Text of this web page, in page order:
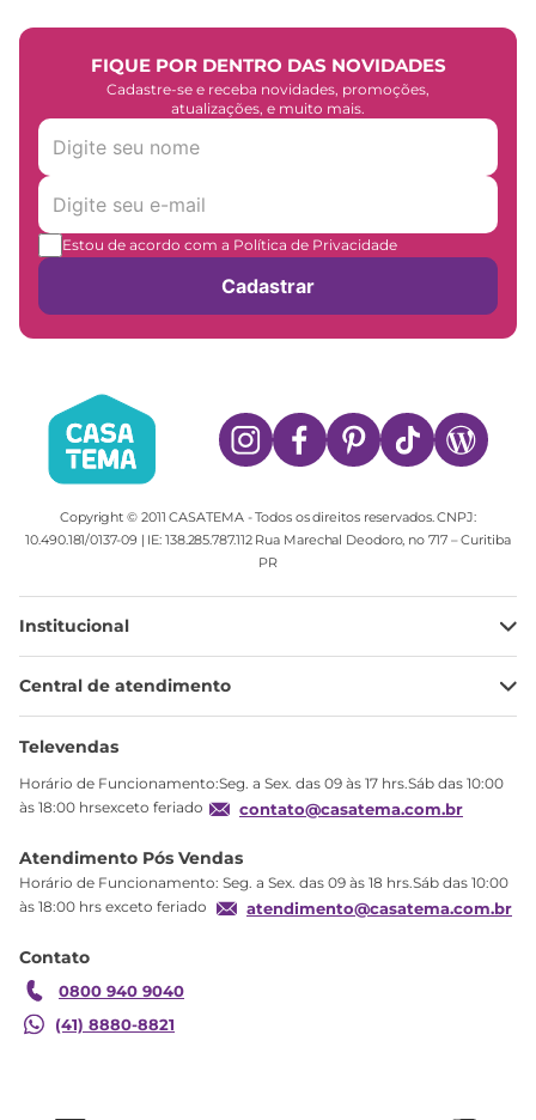
FIQUE POR DENTRO DAS NOVIDADES
Cadastre-se e receba novidades, promoções,
atualizações, e muito mais.
Estou de acordo com a Política de Privacidade
Cadastrar
Copyright © 2011 CASATEMA - Todos os direitos reservados. CNPJ:
10.490.181/0137-09 | IE: 138.285.787.112 Rua Marechal Deodoro, no 717 – Curitiba
PR
Institucional
Minha Conta
Meus pedidos
Troca
Formas de Pagamento
Garantia
Central de atendimento
Ajuda
Televendas
Horário de Funcionamento:Seg. a Sex. das 09 às 17 hrs.Sáb das 10:00
às 18:00 hrsexceto feriado
contato@casatema.com.br
Atendimento Pós Vendas
Horário de Funcionamento: Seg. a Sex. das 09 às 18 hrs.Sáb das 10:00
às 18:00 hrs exceto feriado
atendimento@casatema.com.br
Contato
0800 940 9040
(41) 8880-8821